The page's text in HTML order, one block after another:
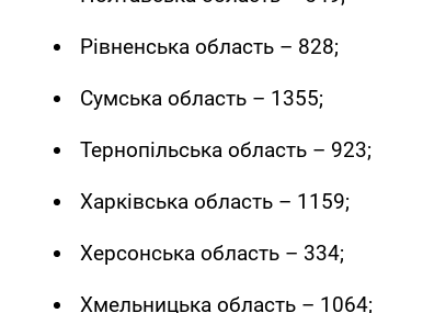
Рівненська область – 828;
Сумська область – 1355;
Тернопільська область – 923;
Харківська область – 1159;
Херсонська область – 334;
Хмельницька область – 1064;